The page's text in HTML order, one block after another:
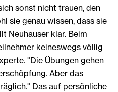
sonst nicht trauen, den
sie genau wissen, dass sie
Neuhauser klar. Beim
keineswegs völlig
"Die Übungen gehen
Aber das
Das auf persönliche